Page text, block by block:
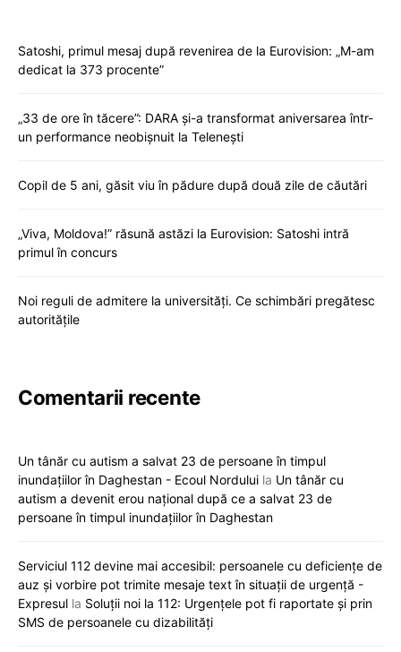
Satoshi, primul mesaj după revenirea de la Eurovision: „M-am
dedicat la 373 procente”
„33 de ore în tăcere”: DARA și-a transformat aniversarea într-
un performance neobișnuit la Telenești
Copil de 5 ani, găsit viu în pădure după două zile de căutări
„Viva, Moldova!” răsună astăzi la Eurovision: Satoshi intră
primul în concurs
Noi reguli de admitere la universități. Ce schimbări pregătesc
autoritățile
Comentarii recente
Un tânăr cu autism a salvat 23 de persoane în timpul
inundațiilor în Daghestan - Ecoul Nordului la Un tânăr cu
autism a devenit erou național după ce a salvat 23 de
persoane în timpul inundațiilor în Daghestan
Serviciul 112 devine mai accesibil: persoanele cu deficiențe de
auz și vorbire pot trimite mesaje text în situații de urgență -
Expresul la Soluții noi la 112: Urgențele pot fi raportate și prin
SMS de persoanele cu dizabilități